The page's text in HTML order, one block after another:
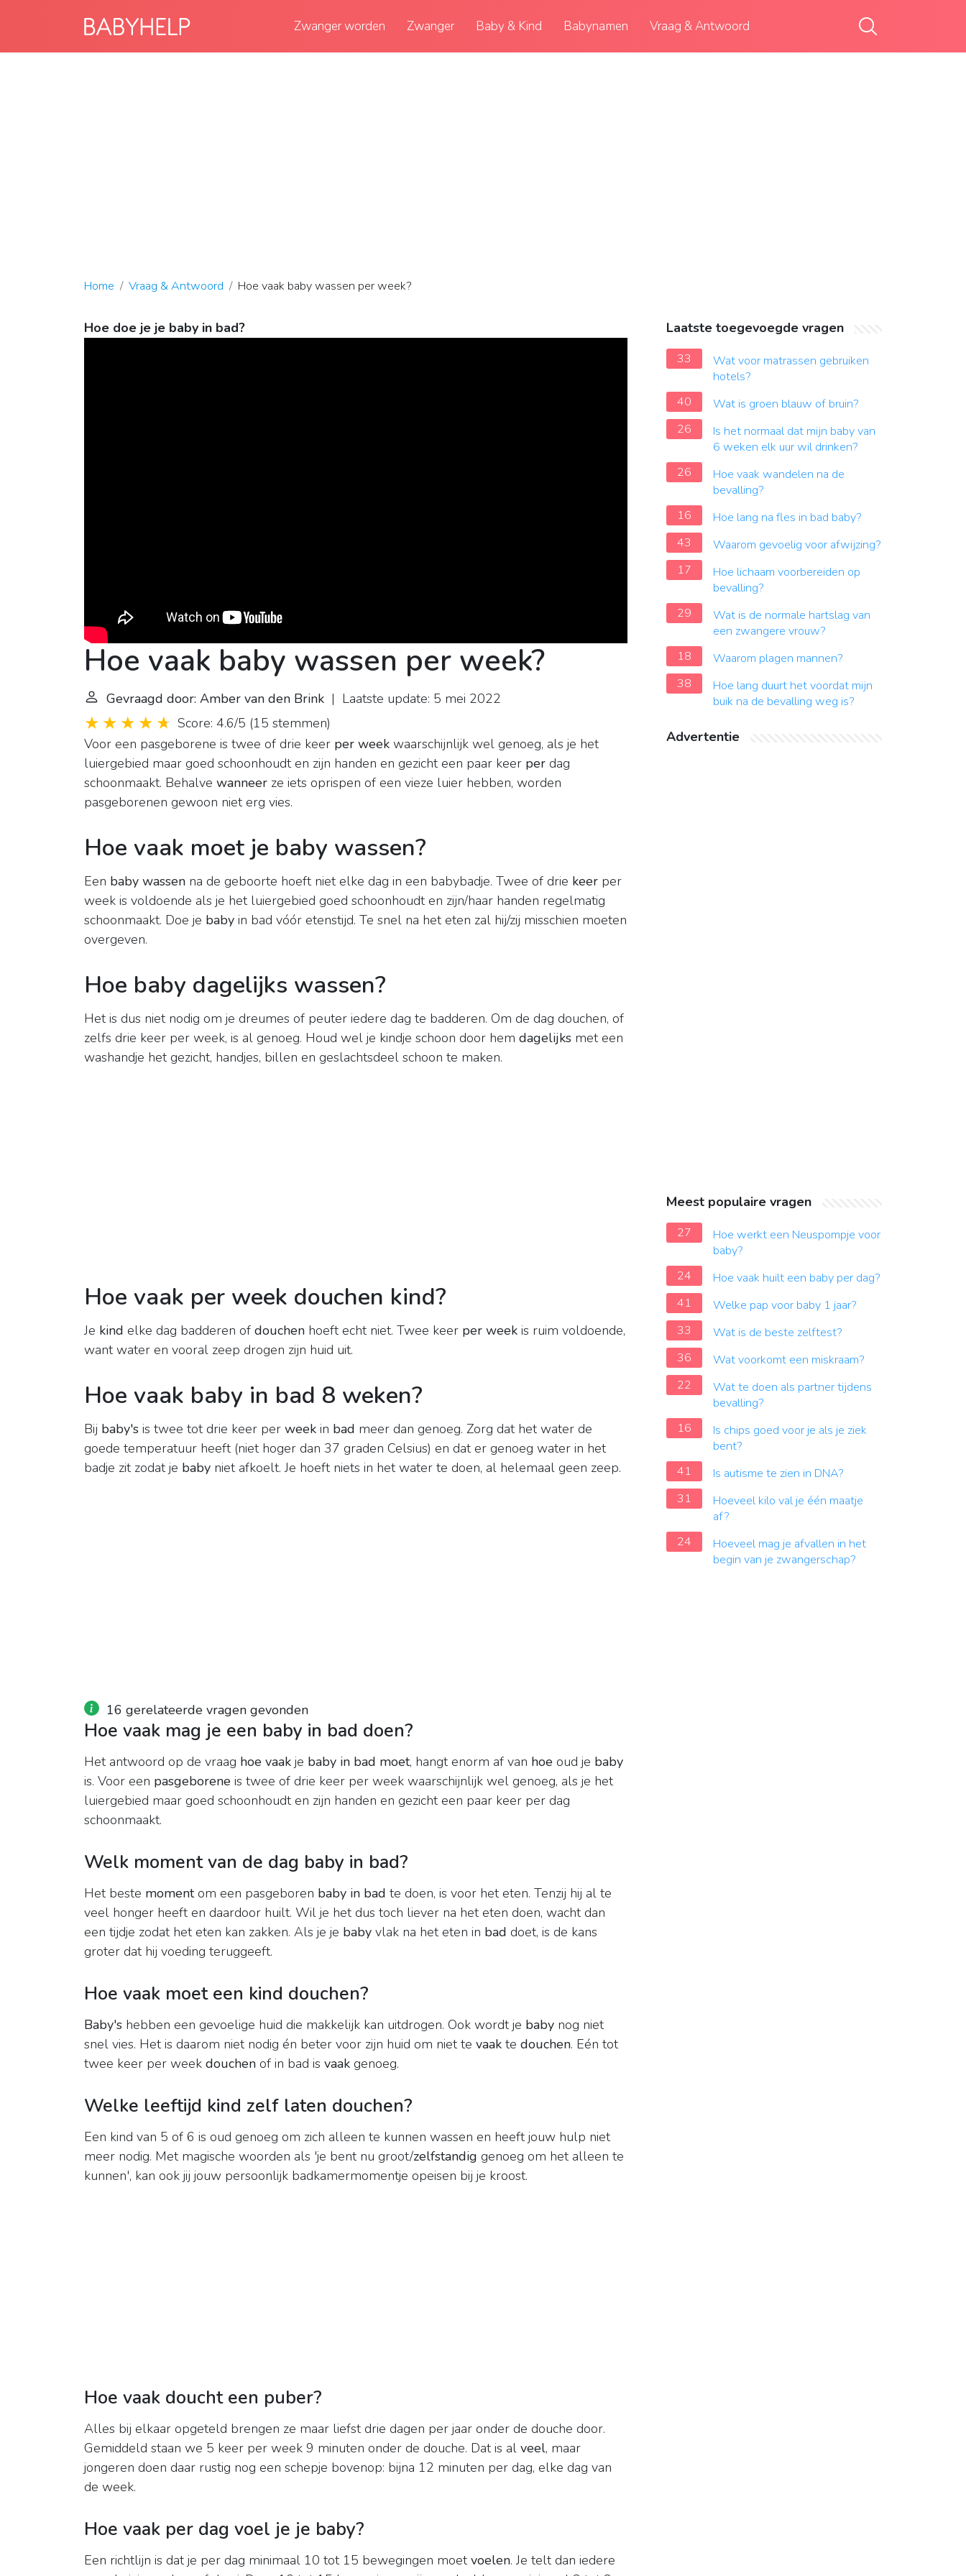
Zwanger worden Zwanger Baby & Kind Babynamen Vraag & Antwoord
Home Vraag & Antwoord Hoe vaak baby wassen per week?
Hoe doe je je baby in bad?
Hoe vaak baby wassen per week?
Gevraagd door: Amber van den Brink | Laatste update: 5 mei 2022
Score: 4.6/5 (15 stemmen)
Voor een pasgeborene is twee of drie keer per week waarschijnlijk wel genoeg, als je het
luiergebied maar goed schoonhoudt en zijn handen en gezicht een paar keer per dag
schoonmaakt. Behalve wanneer ze iets oprispen of een vieze luier hebben, worden
pasgeborenen gewoon niet erg vies.
Hoe vaak moet je baby wassen?
Een baby wassen na de geboorte hoeft niet elke dag in een babybadje. Twee of drie keer per
week is voldoende als je het luiergebied goed schoonhoudt en zijn/haar handen regelmatig
schoonmaakt. Doe je baby in bad vóór etenstijd. Te snel na het eten zal hij/zij misschien moeten
overgeven.
Hoe baby dagelijks wassen?
Het is dus niet nodig om je dreumes of peuter iedere dag te badderen. Om de dag douchen, of
zelfs drie keer per week, is al genoeg. Houd wel je kindje schoon door hem dagelijks met een
washandje het gezicht, handjes, billen en geslachtsdeel schoon te maken.
Hoe vaak per week douchen kind?
Je kind elke dag badderen of douchen hoeft echt niet. Twee keer per week is ruim voldoende,
want water en vooral zeep drogen zijn huid uit.
Hoe vaak baby in bad 8 weken?
Bij baby's is twee tot drie keer per week in bad meer dan genoeg. Zorg dat het water de
goede temperatuur heeft (niet hoger dan 37 graden Celsius) en dat er genoeg water in het
badje zit zodat je baby niet afkoelt. Je hoeft niets in het water te doen, al helemaal geen zeep.
16 gerelateerde vragen gevonden
Hoe vaak mag je een baby in bad doen?
Het antwoord op de vraag hoe vaak je baby in bad moet, hangt enorm af van hoe oud je baby
is. Voor een pasgeborene is twee of drie keer per week waarschijnlijk wel genoeg, als je het
luiergebied maar goed schoonhoudt en zijn handen en gezicht een paar keer per dag
schoonmaakt.
Welk moment van de dag baby in bad?
Het beste momentom een pasgeboren baby in bad te doen, is voor het eten. Tenzij hij al te
veel honger heeft en daardoor huilt. Wil je het dus toch liever na het eten doen, wacht dan
een tijdje zodat het eten kan zakken. Als je je baby vlak na het eten in bad doet, is de kans
groter dat hij voeding teruggeeft.
Hoe vaak moet een kind douchen?
Baby's hebben een gevoelige huid die makkelijk kan uitdrogen. Ook wordt je baby nog niet
snel vies. Het is daarom niet nodig én beter voor zijn huid om niet te vaak te douchen. Eén tot
twee keer per week douchen of in bad is vaak genoeg.
Welke leeftijd kind zelf laten douchen?
Een kind van 5 of 6 is oud genoeg om zich alleen te kunnen wassen en heeft jouw hulp niet
meer nodig. Met magische woorden als 'je bent nu groot/zelfstandig genoeg om het alleen te
kunnen', kan ook jij jouw persoonlijk badkamermomentje opeisen bij je kroost.
Hoe vaak doucht een puber?
Alles bij elkaar opgeteld brengen ze maar liefst drie dagen per jaar onder de douche door.
Gemiddeld staan we 5 keer per week 9 minuten onder de douche. Dat is al veel, maar
jongeren doen daar rustig nog een schepje bovenop: bijna 12 minuten per dag, elke dag van
de week.
Hoe vaak per dag voel je je baby?
Een richtlijn is dat je per dag minimaal 10 tot 15 bewegingen moetvoelen. Je telt dan iedere
Laatste toegevoegde vragen
33
Wat voor matrassen gebruiken
hotels?
40
Wat is groen blauw of bruin?
26
Is het normaal dat mijn baby van
6 weken elk uur wil drinken?
26
Hoe vaak wandelen na de
bevalling?
16
Hoe lang na fles in bad baby?
43
Waarom gevoelig voor afwijzing?
17
Hoe lichaam voorbereiden op
bevalling?
29
Wat is de normale hartslag van
een zwangere vrouw?
18
Waarom plagen mannen?
38
Hoe lang duurt het voordat mijn
buik na de bevalling weg is?
Advertentie
Meest populaire vragen
27
Hoe werkt een Neuspompje voor
baby?
24
Hoe vaak huilt een baby per dag?
41
Welke pap voor baby 1 jaar?
33
Wat is de beste zelftest?
36
Wat voorkomt een miskraam?
22
Wat te doen als partner tijdens
bevalling?
16
Is chips goed voor je als je ziek
bent?
41
Is autisme te zien in DNA?
31
Hoeveel kilo val je één maatje
af?
24
Hoeveel mag je afvallen in het
begin van je zwangerschap?